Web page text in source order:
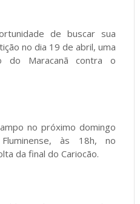
de buscar sua
no dia 19 de abril, uma
do Maracanã contra o
no próximo domingo
às 18h, no
da final do Cariocão.